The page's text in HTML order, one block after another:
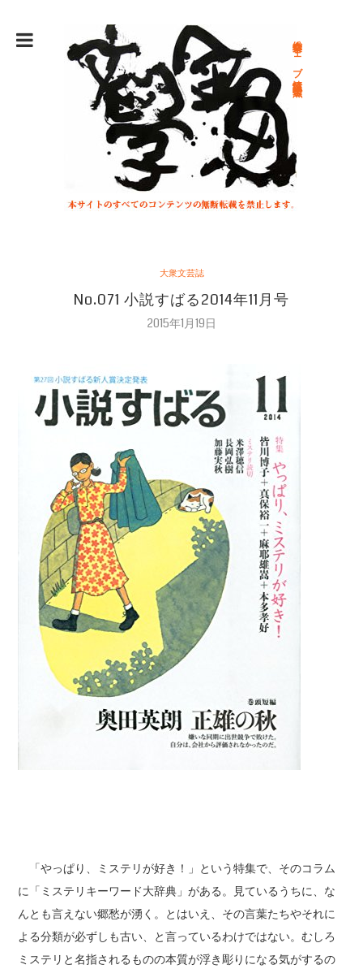
総合文学ウェブ情報誌 文学金魚
大衆文芸誌
No.071 小説すばる2014年11月号
2015年1月19日
「やっぱり、ミステリが好き！」という特集で、そのコラム
に「ミステリキーワード大辞典」がある。見ているうちに、な
んとも言えない郷愁が湧く。とはいえ、その言葉たちやそれに
よる分類が必ずしも古い、と言っているわけではない。むしろ
ミステリと名指されるものの本質が浮き彫りになる気がするの